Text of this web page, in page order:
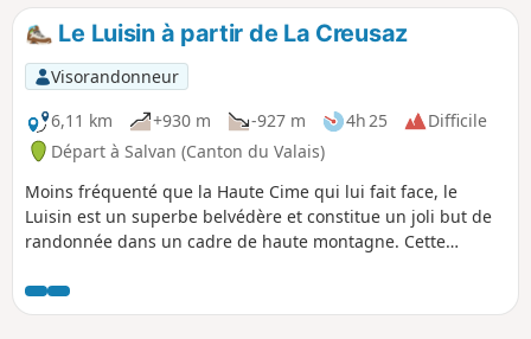
Le Luisin à partir de La Creusaz
Visorandonneur
6,11 km
+930 m -927 m 4h 25
Difficile
Départ à Salvan (Canton du Valais)
Moins fréquenté que la Haute Cime qui lui fait face, le
Luisin est un superbe belvédère et constitue un joli but de
randonnée dans un cadre de haute montagne. Cette
partant de haut et dans un cadre sauvage.